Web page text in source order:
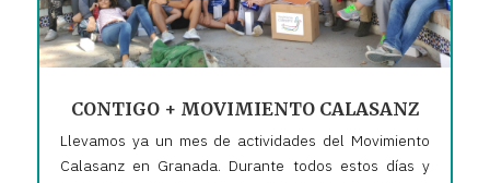
CONTIGO + MOVIMIENTO CALASANZ
Llevamos ya un mes de actividades del Movimiento
Calasanz en Granada. Durante todos estos días y